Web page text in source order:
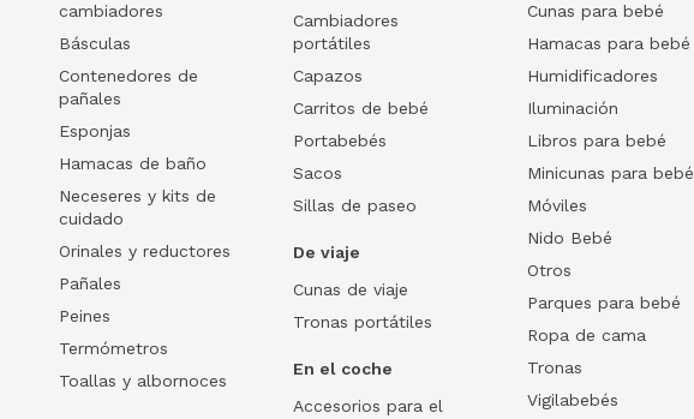
cambiadores
Básculas
Contenedores de
pañales
Esponjas
Hamacas de baño
Neceseres y kits de
cuidado
Orinales y reductores
Pañales
Peines
Termómetros
Toallas y albornoces
Cambiadores
portátiles
Capazos
Carritos de bebé
Portabebés
Sacos
Sillas de paseo
De viaje
Cunas de viaje
Tronas portátiles
En el coche
Accesorios para el
Cunas para bebé
Hamacas para bebé
Humidificadores
Iluminación
Libros para bebé
Minicunas para bebé
Móviles
Nido Bebé
Otros
Parques para bebé
Ropa de cama
Tronas
Vigilabebés